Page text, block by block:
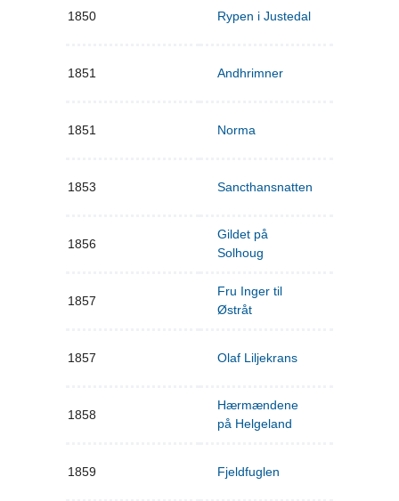
1850 Rypen i Justedal
1851 Andhrimner
1851 Norma
1853 Sancthansnatten
1856
Gildet på
Solhoug
1857
Fru Inger til
Østråt
1857 Olaf Liljekrans
1858
Hærmændene
på Helgeland
1859 Fjeldfuglen